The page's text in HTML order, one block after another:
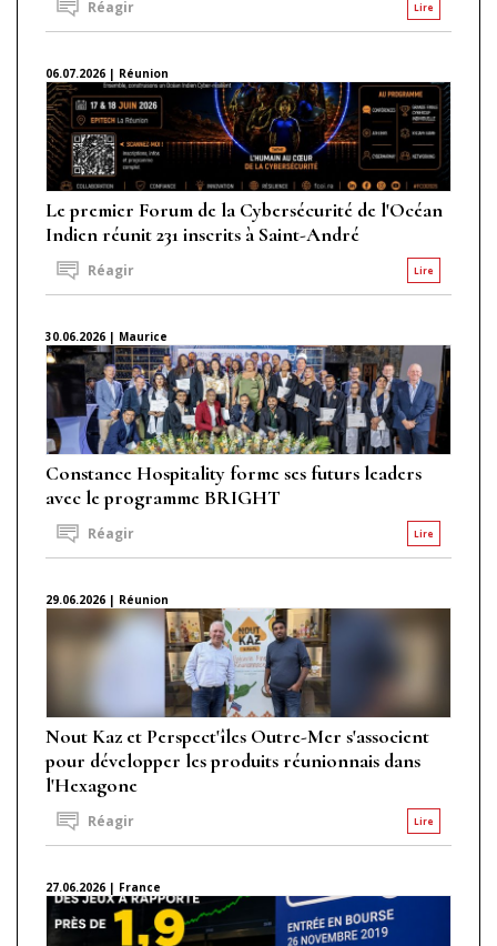
Lire
Réagir
06.07.2026 | Réunion
Le premier Forum de la Cybersécurité de l'Océan
Indien réunit 231 inscrits à Saint-André
Lire
Réagir
30.06.2026 | Maurice
Constance Hospitality forme ses futurs leaders
avec le programme BRIGHT
Lire
Réagir
29.06.2026 | Réunion
Nout Kaz et Perspect'îles Outre-Mer s'associent
pour développer les produits réunionnais dans
l'Hexagone
Lire
Réagir
27.06.2026 | France